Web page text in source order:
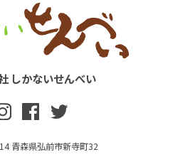
しかないせんべい
青森県弘前市新寺町32